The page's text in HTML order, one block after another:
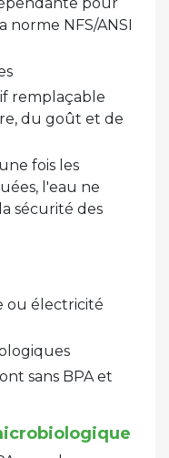
pour
NFS/ANSI
remplaçable
du goût et de
fois les
l'eau ne
sécurité des
ou électricité
sans BPA et